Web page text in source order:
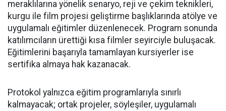
meraklılarına yönelik senaryo, reji ve çekim teknikleri,
kurgu ile film projesi geliştirme başlıklarında atölye ve
uygulamalı eğitimler düzenlenecek. Program sonunda
katılımcıların ürettiği kısa filmler seyirciyle buluşacak.
Eğitimlerini başarıyla tamamlayan kursiyerler ise
sertifika almaya hak kazanacak.
Protokol yalnızca eğitim programlarıyla sınırlı
kalmayacak; ortak projeler, söyleşiler, uygulamalı